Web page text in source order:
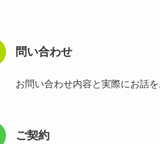
問い合わせ
お問い合わせ内容と実際にお話
ご契約